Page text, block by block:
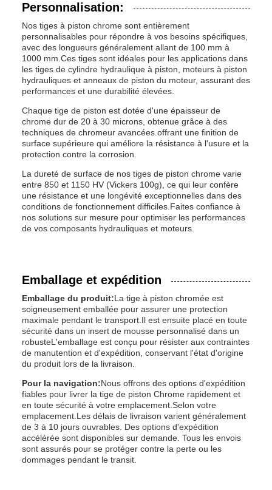
Personnalisation:
Nos tiges à piston chrome sont entièrement
personnalisables pour répondre à vos besoins spécifiques,
avec des longueurs généralement allant de 100 mm à
1000 mm.Ces tiges sont idéales pour les applications dans
les tiges de cylindre hydraulique à piston, moteurs à piston
hydrauliques et anneaux de piston du moteur, assurant des
performances et une durabilité élevées.
Chaque tige de piston est dotée d'une épaisseur de
chrome dur de 20 à 30 microns, obtenue grâce à des
techniques de chromeur avancées.offrant une finition de
surface supérieure qui améliore la résistance à l'usure et la
protection contre la corrosion.
La dureté de surface de nos tiges de piston chrome varie
entre 850 et 1150 HV (Vickers 100g), ce qui leur confère
une résistance et une longévité exceptionnelles dans des
conditions de fonctionnement difficiles.Faites confiance à
nos solutions sur mesure pour optimiser les performances
de vos composants hydrauliques et moteurs.
Emballage et expédition
Emballage du produit:La tige à piston chromée est
soigneusement emballée pour assurer une protection
maximale pendant le transport.Il est ensuite placé en toute
sécurité dans un insert de mousse personnalisé dans un
robusteL'emballage est conçu pour résister aux contraintes
de manutention et d'expédition, conservant l'état d'origine
du produit lors de la livraison.
Pour la navigation:Nous offrons des options d'expédition
fiables pour livrer la tige de piston Chrome rapidement et
en toute sécurité à votre emplacement.Selon votre
emplacement.Les délais de livraison varient généralement
de 3 à 10 jours ouvrables. Des options d'expédition
accélérée sont disponibles sur demande. Tous les envois
sont assurés pour se protéger contre la perte ou les
dommages pendant le transit.